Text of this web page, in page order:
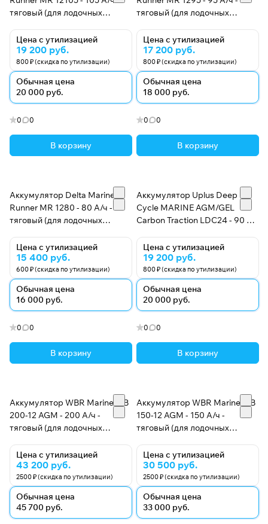
тяговый (для лодочных
Цена с утилизацией
19 200 руб.
800 ₽ (скидка по утилизации)
Обычная цена
20 000 руб.
0 0
В корзину
тяговый (для лодочных
Цена с утилизацией
17 200 руб.
800 ₽ (скидка по утилизации)
Обычная цена
18 000 руб.
0 0
В корзину
Аккумулятор Delta Marine
Runner MR 1280 - 80 А/ч -
тяговый (для лодочных
Цена с утилизацией
15 400 руб.
600 ₽ (скидка по утилизации)
Обычная цена
16 000 руб.
0 0
В корзину
Аккумулятор Uplus Deep
Cycle MARINE AGM/GEL
Carbon Traction LDC24 - 90 А/
лодочных электромоторов)
Цена с утилизацией
19 200 руб.
800 ₽ (скидка по утилизации)
Обычная цена
20 000 руб.
0 0
В корзину
Аккумулятор WBR Marine MB
200-12 AGM - 200 А/ч -
тяговый (для лодочных
Цена с утилизацией
43 200 руб.
2500 ₽ (скидка по утилизации)
Обычная цена
45 700 руб.
Аккумулятор WBR Marine MB
150-12 AGM - 150 А/ч -
тяговый (для лодочных
Цена с утилизацией
30 500 руб.
2500 ₽ (скидка по утилизации)
Обычная цена
33 000 руб.